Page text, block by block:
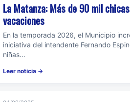
La Matanza: Más de 90 mil
vacaciones
En la temporada 2026, el Municipio
iniciativa del intendente Fernando
niñas...
Leer noticia →